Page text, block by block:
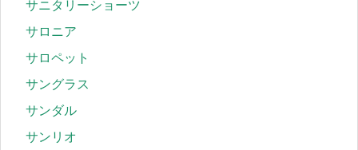
サニタリーショーツ
サロニア
サロペット
サングラス
サンダル
サンリオ